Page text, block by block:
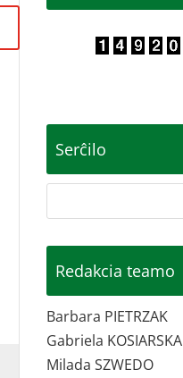
Serĉilo
Redakcia teamo
Barbara PIETRZAK
Gabriela KOSIARSKA
Milada SZWEDO